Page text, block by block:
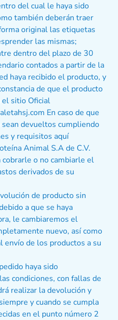
del cual le haya sido
también deberán traer
original las etiquetas
las mismas;
dentro del plazo de 30
contados a partir de la
haya recibido el producto, y
de que el producto
el sitio Oficial
En caso de que
devueltos cumpliendo
y requisitos aquí
Animal S.A de C.V.
o no cambiarle el
derivados de su
de producto sin
a que se haya
le cambiaremos el
nuevo, así como
envío de los productos a su
haya sido
condiciones, con fallas de
realizar la devolución y
y cuando se cumpla
en el punto número 2